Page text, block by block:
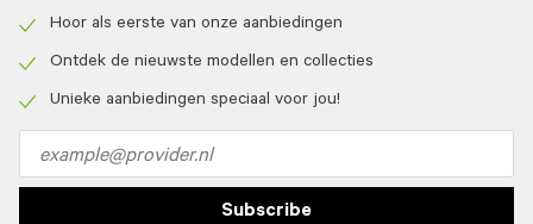
icon
Hoor als eerste van onze aanbiedingen
icon
Ontdek de nieuwste modellen en collecties
Unieke aanbiedingen speciaal voor jou!
address
Subscribe